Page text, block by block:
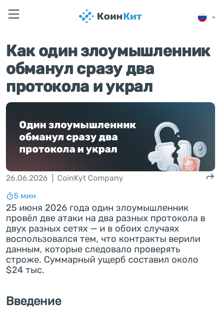
Как один злоумышленник
обманул сразу два
протокола и украл
26.06.2026
CoinKyt Company
5 мин
25 июня 2026 года один злоумышленник
провёл две атаки на два разных протокола в
двух разных сетях — и в обоих случаях
воспользовался тем, что контракты верили
данным, которые следовало проверять
строже. Суммарный ущерб составил около
$24 тыс.
Введение